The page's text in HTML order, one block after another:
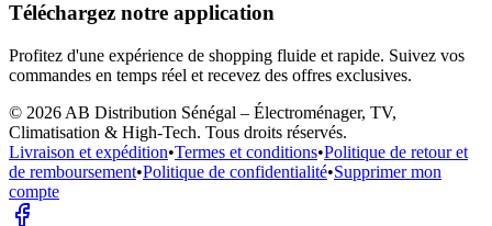
Téléchargez notre application
Profitez d'une expérience de shopping fluide et rapide. Suivez vos
commandes en temps réel et recevez des offres exclusives.
© 2026 AB Distribution Sénégal – Électroménager, TV,
Climatisation & High-Tech. Tous droits réservés.
Livraison et expédition•Termes et conditions•Politique de retour et
de remboursement•Politique de confidentialité•Supprimer mon
compte